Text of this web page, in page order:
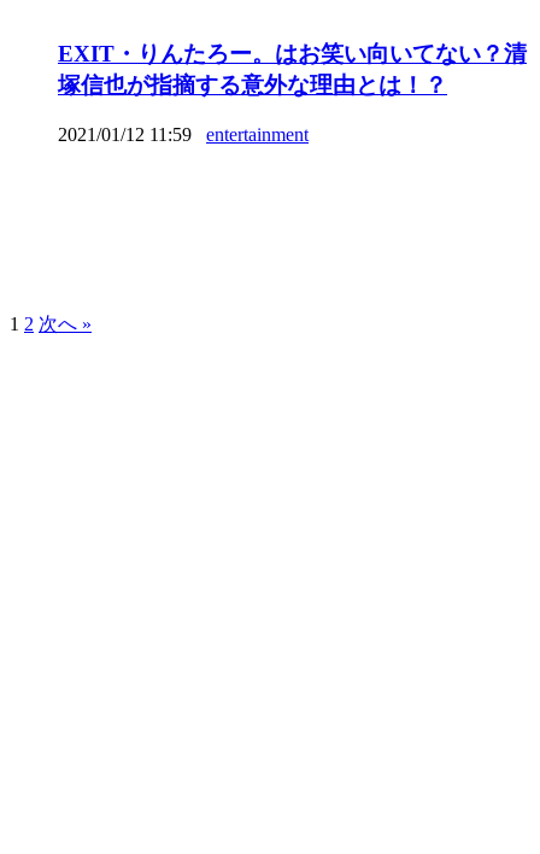
EXIT・りんたろー。はお笑い向いてない？清
塚信也が指摘する意外な理由とは！？
2021/01/12 11:59 entertainment
1 2 次へ »